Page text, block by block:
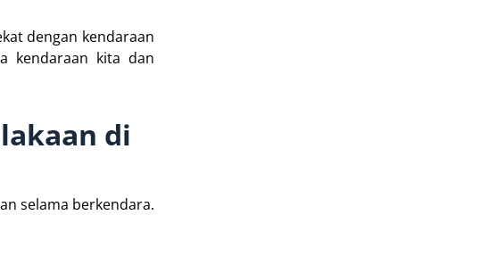
dengan kendaraan
kendaraan kita dan
di
selama berkendara.